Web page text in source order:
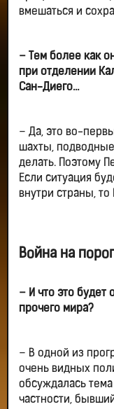
вмешаться и
– Тем более как
при отделении
Сан-Диего…
– Да, это во-
шахты,
делать. Поэтому
Если ситуация
внутри страны, то
Война на
– И что это будет
прочего мира?
– В одной из
очень видных
обсуждалась
частности,